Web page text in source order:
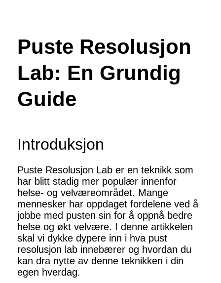
Puste Resolusjon
Lab: En Grundig
Guide
Introduksjon
Puste Resolusjon Lab er en teknikk som
har blitt stadig mer populær innenfor
helse- og velværeområdet. Mange
mennesker har oppdaget fordelene ved å
jobbe med pusten sin for å oppnå bedre
helse og økt velvære. I denne artikkelen
skal vi dykke dypere inn i hva pust
resolusjon lab innebærer og hvordan du
kan dra nytte av denne teknikken i din
egen hverdag.